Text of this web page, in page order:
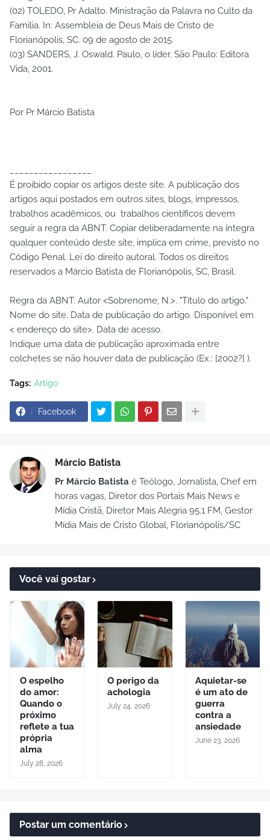
(02) TOLEDO, Pr Adalto. Ministração da Palavra no Culto da
Família. In: Assembleia de Deus Mais de Cristo de
Florianópolis, SC. 09 de agosto de 2015.
(03) SANDERS, J. Oswald. Paulo, o líder. São Paulo: Editora
Vida, 2001.
Por Pr Márcio Batista
É proibido copiar os artigos deste site. A publicação dos
artigos aqui postados em outros sites, blogs, impressos,
trabalhos acadêmicos, ou trabalhos científicos devem
seguir a regra da ABNT. Copiar deliberadamente na íntegra
qualquer conteúdo deste site, implica em crime, previsto no
Código Penal. Lei do direito autoral. Todos os direitos
reservados a Márcio Batista de Florianópolis, SC, Brasil.
Regra da ABNT: Autor <Sobrenome, N.>. "Título do artigo."
Nome do site. Data de publicação do artigo. Disponível em
< endereço do site>. Data de acesso.
Indique uma data de publicação aproximada entre
colchetes se não houver data de publicação (Ex.: [2002?] ).
Tags: Artigo
Facebook
Márcio Batista
Pr Márcio Batista é Teólogo, Jornalista, Chef em
horas vagas, Diretor dos Portais Mais News e
Mídia Cristã, Diretor Mais Alegria 95.1 FM, Gestor
Mídia Mais de Cristo Global, Florianópolis/SC
Você vai gostar
O espelho
do amor:
Quando o
próximo
reflete a tua
própria
alma
July 28, 2026
O perigo da
achologia
July 24, 2026
Aquietar-se
é um ato de
guerra
contra a
ansiedade
June 23, 2026
Postar um comentário